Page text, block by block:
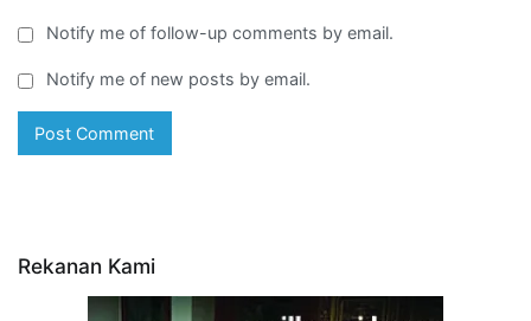
Notify me of follow-up comments by email.
Notify me of new posts by email.
Rekanan Kami